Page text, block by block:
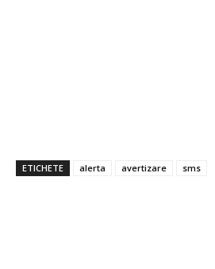
ETICHETE alerta avertizare sms